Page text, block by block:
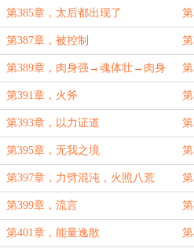
第385章，太后都出现了
第387章，被控制
第389章，肉身强→魂体壮→肉身
更强
第391章，火斧
第393章，以力证道
第395章，无我之境
第397章，力劈混沌，火照八荒
第399章，流言
第401章，能量逸散